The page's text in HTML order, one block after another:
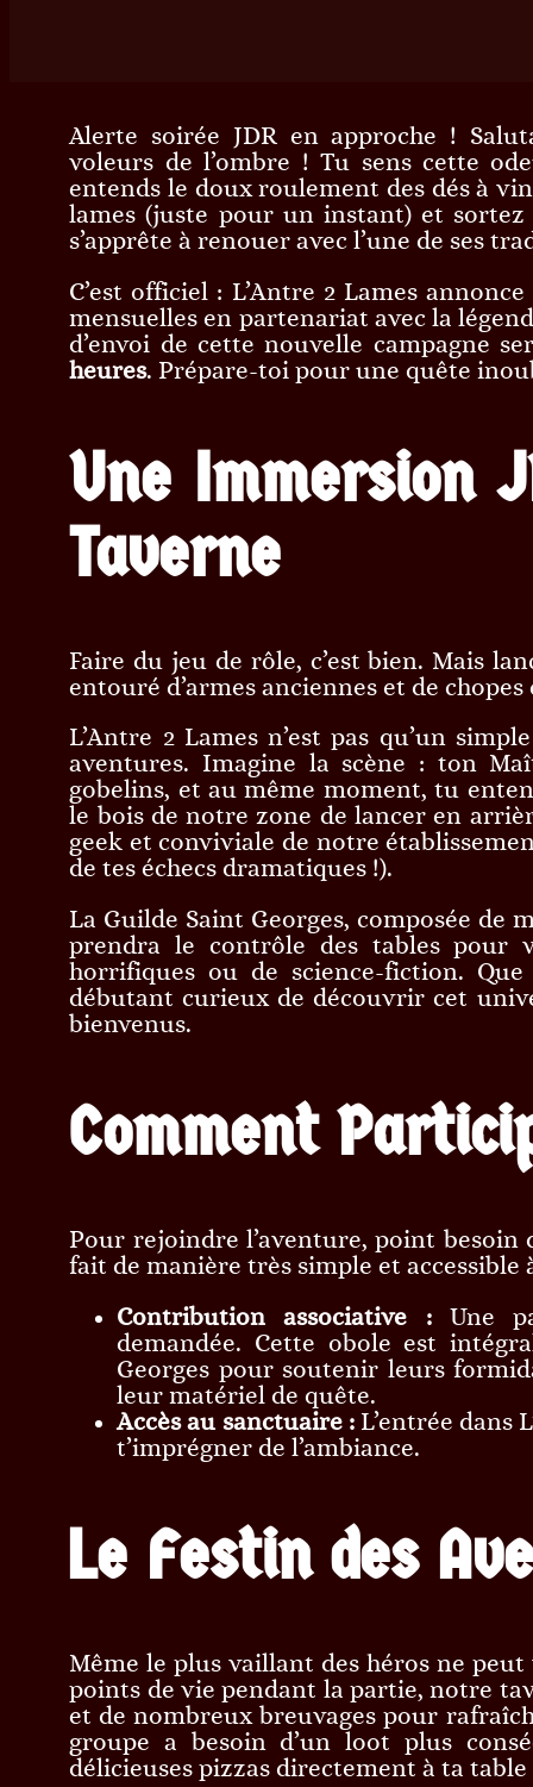
Alerte soirée JDR en approche !
voleurs de l’ombre ! Tu sens cette
entends le doux roulement des dés à
lames (juste pour un instant) et
s’apprête à renouer avec l’une de ses
C’est officiel : L’Antre 2 Lames
mensuelles en partenariat avec la
d’envoi de cette nouvelle campagne
heures. Prépare-toi pour une quête
Une Immersion
Taverne
Faire du jeu de rôle, c’est bien. Mais
entouré d’armes anciennes et de
L’Antre 2 Lames n’est pas qu’un
aventures. Imagine la scène : ton
gobelins, et au même moment, tu
le bois de notre zone de lancer en
geek et conviviale de notre
de tes échecs dramatiques !).
La Guilde Saint Georges, composée de
prendra le contrôle des tables pour
horrifiques ou de science-fiction.
débutant curieux de découvrir cet
bienvenus.
Comment
Pour rejoindre l’aventure, point besoin
fait de manière très simple et accessible
Contribution associative :Une
demandée. Cette obole est
Georges pour soutenir leurs
leur matériel de quête.
Accès au sanctuaire :L’entrée dans
t’imprégner de l’ambiance.
Le Festin des
Même le plus vaillant des héros ne
points de vie pendant la partie, notre
et de nombreux breuvages pour
groupe a besoin d’un loot plus
délicieuses pizzas directement à ta